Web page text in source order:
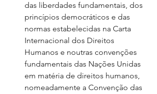
das liberdades fundamentais, dos
princípios democráticos e das
normas estabelecidas na Carta
Internacional dos Direitos
Humanos e noutras convenções
fundamentais das Nações Unidas
em matéria de direitos humanos,
nomeadamente a Convenção das